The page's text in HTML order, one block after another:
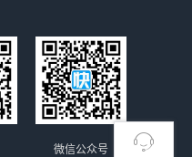
微信公众号